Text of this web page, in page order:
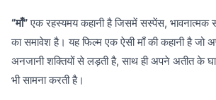
“माँ”एक रहस्यमय कहानी है जिसमें सस्पेंस, भावनात्मक
का समावेश है। यह फिल्म एक ऐसी माँ की कहानी है जो
अनजानी शक्तियों से लड़ती है, साथ ही अपने अतीत के
भी सामना करती है।